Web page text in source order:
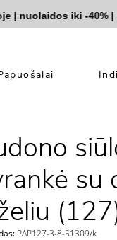
iki -40%|
su
PAP127-3-8-51309/k